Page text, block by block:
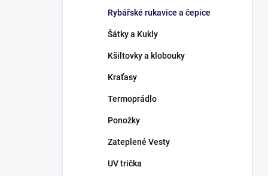
Rybářské rukavice a čepice
Šátky a Kukly
Kšiltovky a klobouky
Kraťasy
Termoprádlo
Ponožky
Zateplené Vesty
UV trička